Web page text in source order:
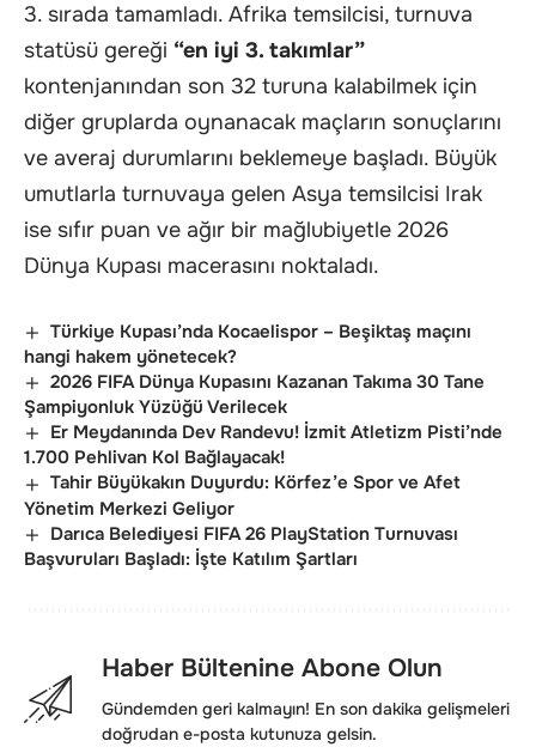
3. sırada tamamladı. Afrika temsilcisi, turnuva
statüsü gereği “en iyi 3. takımlar”
kontenjanından son 32 turuna kalabilmek için
diğer gruplarda oynanacak maçların sonuçlarını
ve averaj durumlarını beklemeye başladı. Büyük
umutlarla turnuvaya gelen Asya temsilcisi Irak
ise sıfır puan ve ağır bir mağlubiyetle 2026
Dünya Kupası macerasını noktaladı.
Türkiye Kupası’nda Kocaelispor – Beşiktaş maçını
hangi hakem yönetecek?
2026 FIFA Dünya Kupasını Kazanan Takıma 30 Tane
Şampiyonluk Yüzüğü Verilecek
Er Meydanında Dev Randevu! İzmit Atletizm Pisti’nde
1.700 Pehlivan Kol Bağlayacak!
Tahir Büyükakın Duyurdu: Körfez’e Spor ve Afet
Yönetim Merkezi Geliyor
Darıca Belediyesi FIFA 26 PlayStation Turnuvası
Başvuruları Başladı: İşte Katılım Şartları
Haber Bültenine Abone Olun
Gündemden geri kalmayın! En son dakika gelişmeleri
doğrudan e-posta kutunuza gelsin.